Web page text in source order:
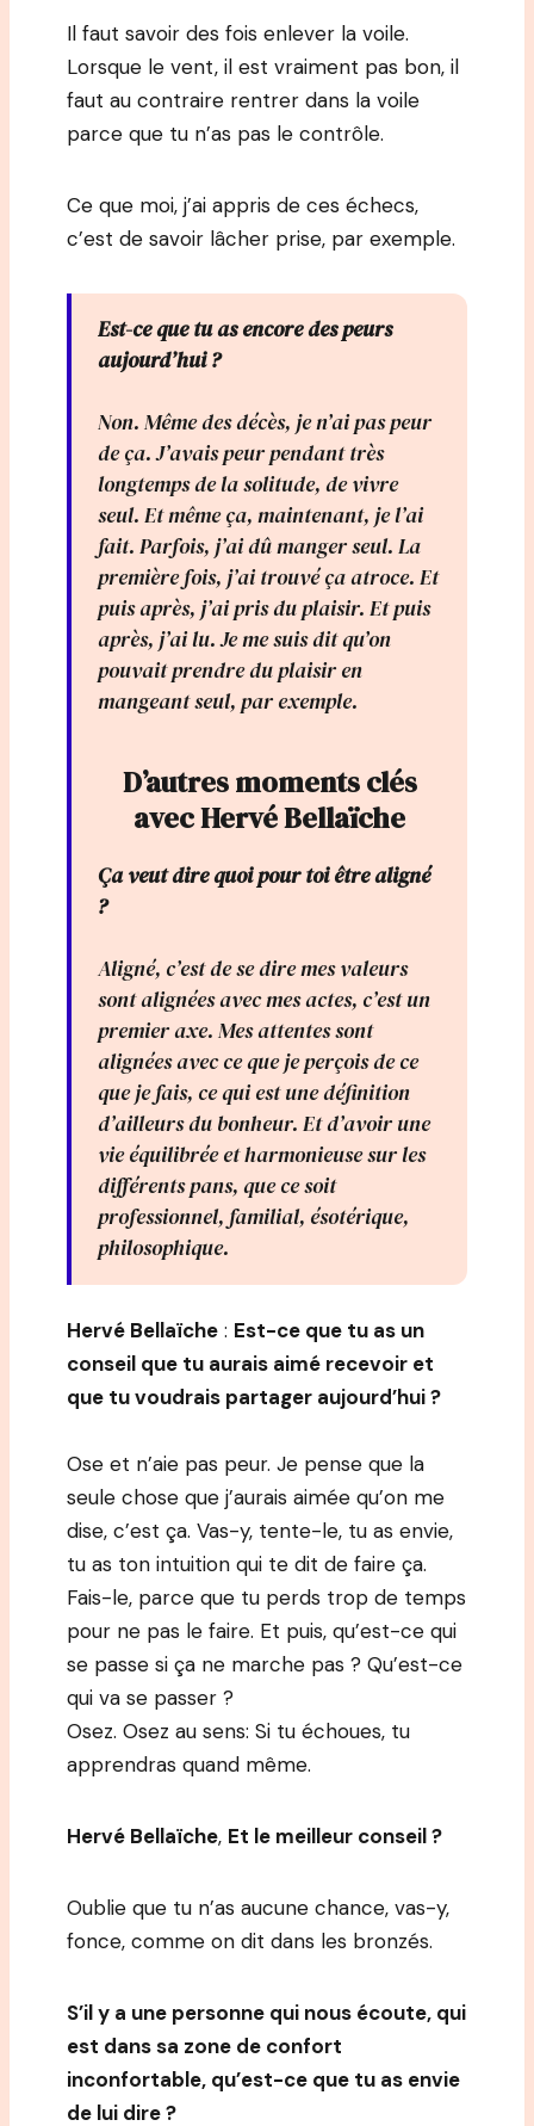
Il faut savoir des fois enlever la voile.
Lorsque le vent, il est vraiment pas bon, il
faut au contraire rentrer dans la voile
parce que tu n’as pas le contrôle.
Ce que moi, j’ai appris de ces échecs,
c’est de savoir lâcher prise, par exemple.
Est-ce que tu as encore des peurs
aujourd’hui ?
Non. Même des décès, je n’ai pas peur
de ça. J’avais peur pendant très
longtemps de la solitude, de vivre
seul. Et même ça, maintenant, je l’ai
fait. Parfois, j’ai dû manger seul. La
première fois, j’ai trouvé ça atroce. Et
puis après, j’ai pris du plaisir. Et puis
après, j’ai lu. Je me suis dit qu’on
pouvait prendre du plaisir en
mangeant seul, par exemple.
D’autres moments clés
avec Hervé Bellaïche
Ça veut dire quoi pour toi être aligné
?
Aligné, c’est de se dire mes valeurs
sont alignées avec mes actes, c’est un
premier axe. Mes attentes sont
alignées avec ce que je perçois de ce
que je fais, ce qui est une définition
d’ailleurs du bonheur. Et d’avoir une
vie équilibrée et harmonieuse sur les
différents pans, que ce soit
professionnel, familial, ésotérique,
philosophique.
Hervé Bellaïche : Est-ce que tu as un
conseil que tu aurais aimé recevoir et
que tu voudrais partager aujourd’hui ?
Ose et n’aie pas peur. Je pense que la
seule chose que j’aurais aimée qu’on me
dise, c’est ça. Vas-y, tente-le, tu as envie,
tu as ton intuition qui te dit de faire ça.
Fais-le, parce que tu perds trop de temps
pour ne pas le faire. Et puis, qu’est-ce qui
se passe si ça ne marche pas ? Qu’est-ce
qui va se passer ?
Osez. Osez au sens: Si tu échoues, tu
apprendras quand même.
Hervé Bellaïche, Et le meilleur conseil ?
Oublie que tu n’as aucune chance, vas-y,
fonce, comme on dit dans les bronzés.
S’il y a une personne qui nous écoute, qui
est dans sa zone de confort
inconfortable, qu’est-ce que tu as envie
de lui dire ?